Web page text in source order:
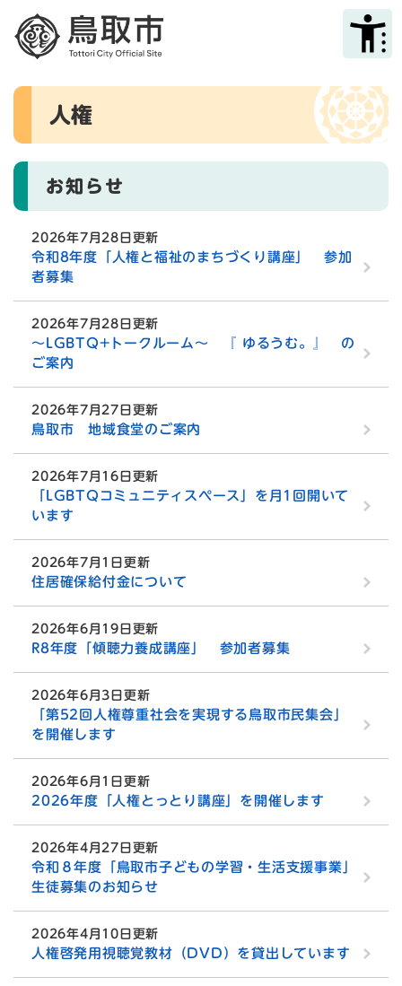
メニューを飛ばして本文へ
本
人権
お知らせ
2026年7月28日更新
令和8年度「人権と福祉のまちづくり講座」 参加
者募集
2026年7月28日更新
～LGBTQ+トークルーム～ 『 ゆるうむ。』 の
ご案内
2026年7月27日更新
鳥取市 地域食堂のご案内
2026年7月16日更新
「LGBTQコミュニティスペース」を月1回開いて
います
2026年7月1日更新
住居確保給付金について
2026年6月19日更新
R8年度「傾聴力養成講座」 参加者募集
2026年6月3日更新
「第52回人権尊重社会を実現する鳥取市民集会」
を開催します
2026年6月1日更新
2026年度「人権とっとり講座」を開催します
2026年4月27日更新
令和８年度「鳥取市子どもの学習・生活支援事業」
生徒募集のお知らせ
2026年4月10日更新
人権啓発用視聴覚教材（DVD）を貸出しています